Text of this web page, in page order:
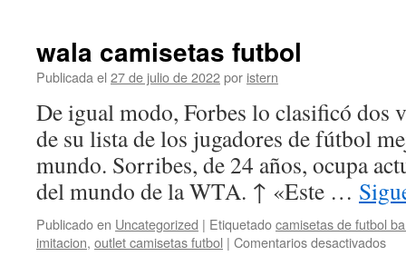
wala camisetas futbol
Publicada el 27 de julio de 2022por istern
De igual modo, Forbes lo clasificó dos
de su lista de los jugadores de fútbol
mundo. Sorribes, de 24 años, ocupa
del mundo de la WTA. ↑ «Este …
Publicado en Uncategorized | Etiquetadocamisetas de futbol
imitacion, outlet camisetas futbol | Comentarios desactivadosen